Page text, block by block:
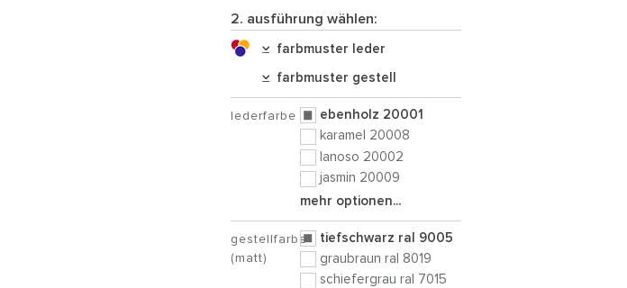
2. ausführung wählen:
farbmuster leder
farbmuster gestell
lederfarbe
ebenholz 20001
karamel 20008
lanoso 20002
jasmin 20009
mehr optionen...
gestellfarbe
(matt)
tiefschwarz ral 9005
graubraun ral 8019
schiefergrau ral 7015